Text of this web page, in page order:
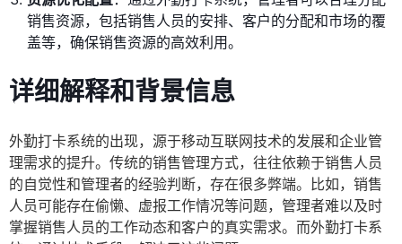
销售资源，包括销售人员的安排、客户的分配和市场的覆
盖等，确保销售资源的高效利用。
详细解释和背景信息
外勤打卡系统的出现，源于移动互联网技术的发展和企业管
理需求的提升。传统的销售管理方式，往往依赖于销售人员
的自觉性和管理者的经验判断，存在很多弊端。比如，销售
人员可能存在偷懒、虚报工作情况等问题，管理者难以及时
掌握销售人员的工作动态和客户的真实需求。而外勤打卡系